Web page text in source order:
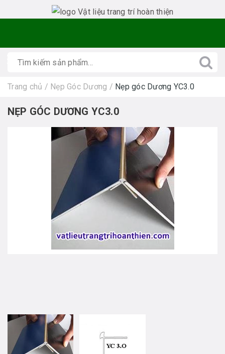
Trang chủ / Nẹp Góc Dương / Nẹp góc Dương YC3.0
NẸP GÓC DƯƠNG YC3.0